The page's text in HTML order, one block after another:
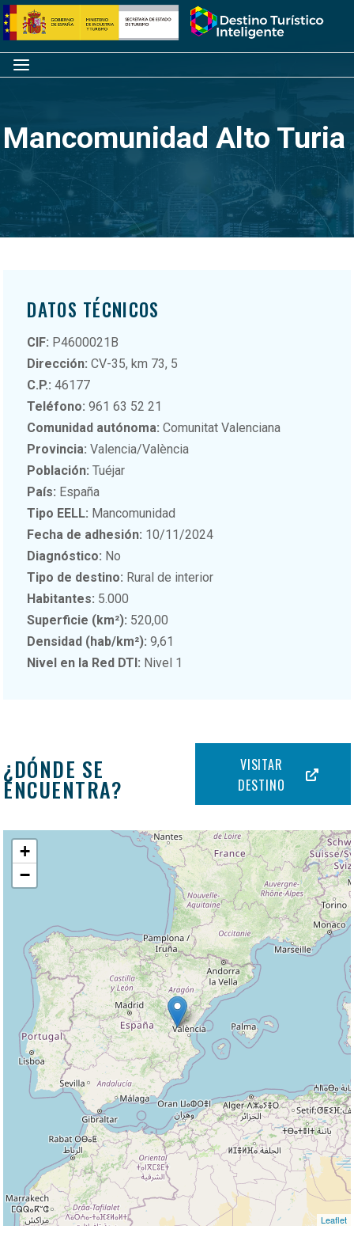
Saltar
al
contenido
Inicio
Menú
Mancomunidad Alto Turia
DATOS TÉCNICOS
CIF: P4600021B
Dirección: CV-35, km 73, 5
C.P.: 46177
Teléfono: 961 63 52 21
Comunidad autónoma: Comunitat Valenciana
Provincia: Valencia/València
Población: Tuéjar
País: España
Tipo EELL: Mancomunidad
Fecha de adhesión: 10/11/2024
Diagnóstico: No
Tipo de destino: Rural de interior
Habitantes: 5.000
Superficie (km²): 520,00
Densidad (hab/km²): 9,61
Nivel en la Red DTI: Nivel 1
¿DÓNDE SE
ENCUENTRA?
VISITAR
DESTINO
+
−
Leaflet